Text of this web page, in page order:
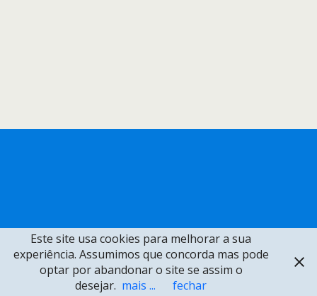
Este site usa cookies para melhorar a sua
experiência. Assumimos que concorda mas pode
optar por abandonar o site se assim o
desejar. mais ... fechar